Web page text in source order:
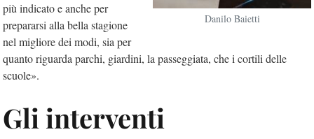
Danilo Baietti
più indicato e anche per
prepararsi alla bella stagione
nel migliore dei modi, sia per
quanto riguarda parchi, giardini, la passeggiata, che i cortili delle
scuole».
Gli interventi